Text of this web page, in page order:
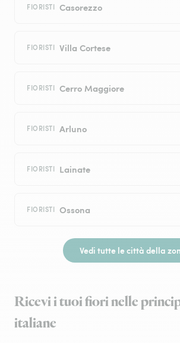
FIORISTI Casorezzo
FIORISTI Villa Cortese
FIORISTI Cerro Maggiore
FIORISTI Arluno
FIORISTI Lainate
FIORISTI Ossona
Vedi tutte le città della
Ricevi i tuoi fiori nelle
italiane